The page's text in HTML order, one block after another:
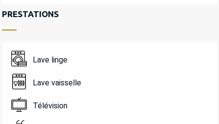
PRESTATIONS
Lave linge
Lave vaisselle
Télévision